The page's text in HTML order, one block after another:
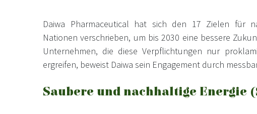
Daiwa Pharmaceutical hat sich den 17 Zielen für
Nationen verschrieben, um bis 2030 eine bessere
Unternehmen, die diese Verpflichtungen nur
ergreifen, beweist Daiwa sein Engagement durch
Saubere und nachhaltige Energie